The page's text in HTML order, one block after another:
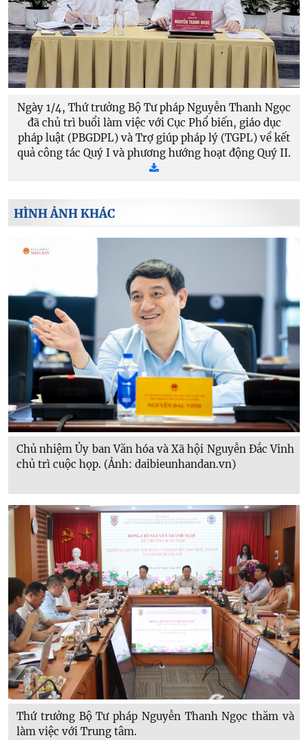
Ngày 1/4, Thứ trưởng Bộ Tư pháp Nguyễn Thanh Ngọc
đã chủ trì buổi làm việc với Cục Phổ biến, giáo dục
pháp luật (PBGDPL) và Trợ giúp pháp lý (TGPL) về kết
quả công tác Quý I và phương hướng hoạt động Quý II.
HÌNH ẢNH KHÁC
Chủ nhiệm Ủy ban Văn hóa và Xã hội Nguyễn Đắc Vinh
chủ trì cuộc họp. (Ảnh: daibieunhandan.vn)
Thứ trưởng Bộ Tư pháp Nguyễn Thanh Ngọc thăm và
làm việc với Trung tâm.